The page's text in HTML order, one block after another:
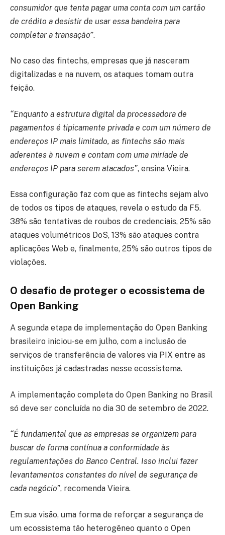
consumidor que tenta pagar uma conta com um cartão
de crédito a desistir de usar essa bandeira para
completar a transação”.
No caso das fintechs, empresas que já nasceram
digitalizadas e na nuvem, os ataques tomam outra
feição.
“Enquanto a estrutura digital da processadora de
pagamentos é tipicamente privada e com um número de
endereços IP mais limitado, as fintechs são mais
aderentes à nuvem e contam com uma miríade de
endereços IP para serem atacados”, ensina Vieira.
Essa configuração faz com que as fintechs sejam alvo
de todos os tipos de ataques, revela o estudo da F5.
38% são tentativas de roubos de credenciais, 25% são
ataques volumétricos DoS, 13% são ataques contra
aplicações Web e, finalmente, 25% são outros tipos de
violações.
O desafio de proteger o ecossistema de
Open Banking
A segunda etapa de implementação do Open Banking
brasileiro iniciou-se em julho, com a inclusão de
serviços de transferência de valores via PIX entre as
instituições já cadastradas nesse ecossistema.
A implementação completa do Open Banking no Brasil
só deve ser concluída no dia 30 de setembro de 2022.
“É fundamental que as empresas se organizem para
buscar de forma contínua a conformidade às
regulamentações do Banco Central. Isso inclui fazer
levantamentos constantes do nível de segurança de
cada negócio”, recomenda Vieira.
Em sua visão, uma forma de reforçar a segurança de
um ecossistema tão heterogêneo quanto o Open